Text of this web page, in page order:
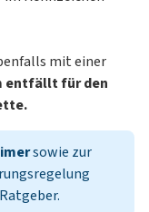
mit einer
entfällt für den
.
sowie zur
.